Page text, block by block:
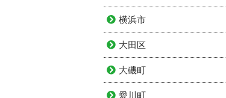
横浜市
大田区
大磯町
愛川町